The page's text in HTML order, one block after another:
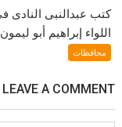
كتب عبدالنبى النادى
اللواء إبراهيم أبو
محافظات
LEAVE A COMMENT